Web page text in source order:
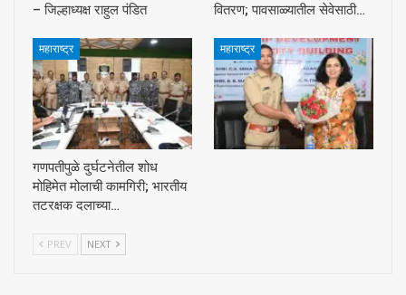
– जिल्हाध्यक्ष राहुल पंडित
वितरण; पावसाळ्यातील सेवेसाठी…
महाराष्ट्र
गणपतीपुळे दुर्घटनेतील शोध
मोहिमेत मोलाची कामगिरी; भारतीय
तटरक्षक दलाच्या…
महाराष्ट्र
PREV NEXT